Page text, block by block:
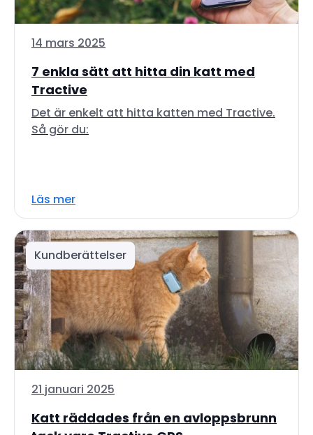
14 mars 2025
7 enkla sätt att hitta din katt med
Tractive
Det är enkelt att hitta katten med Tractive.
Så gör du:
Läs mer
Kundberättelser
21 januari 2025
Katt räddades från en avloppsbrunn